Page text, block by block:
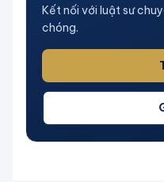
Kết nối với luật sư
chóng.